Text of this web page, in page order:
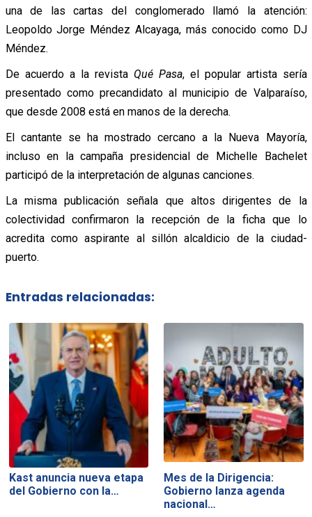
una de las cartas del conglomerado llamó la atención:
Leopoldo Jorge Méndez Alcayaga, más conocido como DJ
Méndez.
De acuerdo a la revista Qué Pasa, el popular artista sería
presentado como precandidato al municipio de Valparaíso,
que desde 2008 está en manos de la derecha.
El cantante se ha mostrado cercano a la Nueva Mayoría,
incluso en la campaña presidencial de Michelle Bachelet
participó de la interpretación de algunas canciones.
La misma publicación señala que altos dirigentes de la
colectividad confirmaron la recepción de la ficha que lo
acredita como aspirante al sillón alcaldicio de la ciudad-
puerto.
Entradas relacionadas:
Kast anuncia nueva etapa
del Gobierno con la…
Mes de la Dirigencia:
Gobierno lanza agenda
nacional…